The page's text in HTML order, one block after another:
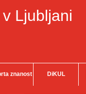
Ljubljani
znanost DiKUL